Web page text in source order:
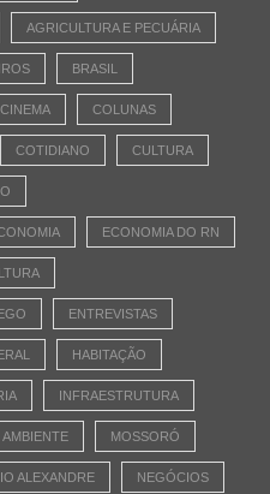
AGRICULTURA E PECUÁRIA
BRASIL
CINEMA COLUNAS
COTIDIANO CULTURA
ECONOMIA DO RN
ENTREVISTAS
HABITAÇÃO
INFRAESTRUTURA
AMBIENTE MOSSORÓ
ALEXANDRE NEGÓCIOS